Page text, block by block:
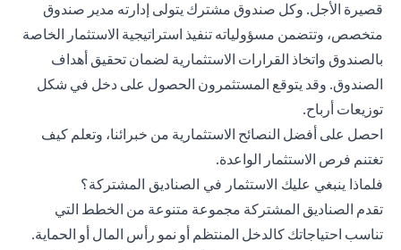
قصيرة الأجل. وكل صندوق مشترك يتولى إدارته مدير صندوق
متخصص، وتتضمن مسؤولياته تنفيذ استراتيجية الاستثمار الخاصة
بالصندوق واتخاذ القرارات الاستثمارية لضمان تحقيق أهداف
الصندوق. وقد يتوقع المستثمرون الحصول على دخل في شكل
توزيعات أرباح.
احصل على أفضل النصائح الاستثمارية من خبرائنا، وتعلم كيف
تغتنم فرص الاستثمار الواعدة.
فلماذا ينبغي عليك الاستثمار في الصناديق المشتركة؟
تقدم الصناديق المشتركة مجموعة متنوعة من الخطط التي
تناسب احتياجاتك كالدخل المنتظم أو نمو رأس المال أو الحماية.